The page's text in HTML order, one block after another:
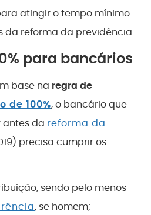
atingir o tempo mínimo
da reforma da previdência.
para bancários
base na regra de
de 100%, o bancário que
da reforma da
precisa cumprir os
sendo pelo menos
, se homem;